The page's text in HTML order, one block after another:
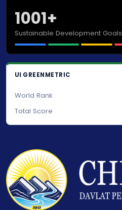
1001+
Sustainable Development Goals
UI GREENMETRIC
World Rank
Total Score